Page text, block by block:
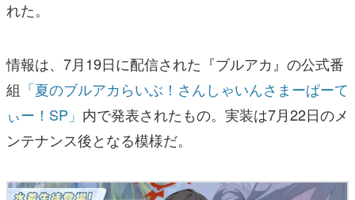
運営：株式会社マレ
れた。
情報は、7月19日に配信された『ブルアカ』の公式番
組 「夏のブルアカらいぶ！さんしゃいんさまーぱーて
ぃー！SP」 内で発表されたもの。実装は7月22日のメ
ンテナンス後となる模様だ。